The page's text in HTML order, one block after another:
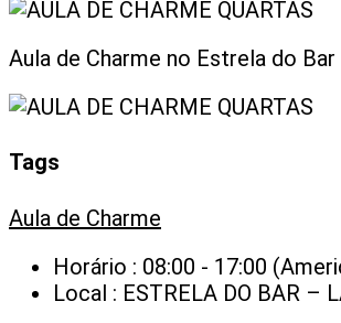
Aula de Charme no Estrela do
Tags
Aula de Charme
Horário : 08:00 - 17:00
Local : ESTRELA DO BAR –